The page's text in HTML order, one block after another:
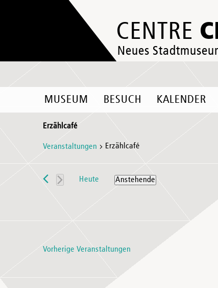
CENTRE
Neues
MUSEUM BESUCH KALENDER
Erzählcafé
Veranstaltungen Erzählcafé
Veranstaltungen
Heute
Anstehende
Vorherige Veranstaltungen